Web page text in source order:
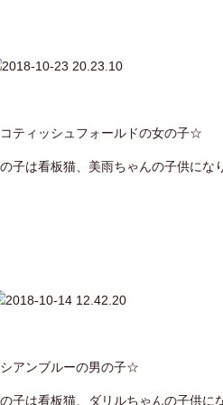
ティッシュフォールドの女の子☆
子は看板猫、美雨ちゃんの子供にな
アンブルーの男の子☆
子は看板猫、ダリルちゃんの子供に